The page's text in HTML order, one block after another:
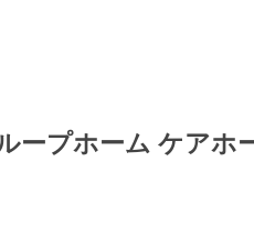
ープホーム ケア